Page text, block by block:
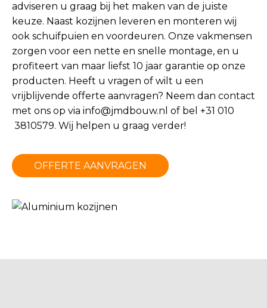
adviseren u graag bij het maken van de juiste
keuze. Naast kozijnen leveren en monteren wij
ook schuifpuien en voordeuren. Onze vakmensen
zorgen voor een nette en snelle montage, en u
profiteert van maar liefst 10 jaar garantie op onze
producten. Heeft u vragen of wilt u een
vrijblijvende offerte aanvragen? Neem dan contact
met ons op via info@jmdbouw.nl of bel +31 010
3810579. Wij helpen u graag verder!
OFFERTE AANVRAGEN